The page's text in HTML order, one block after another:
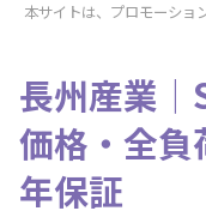
本サイトは、プロモーショ
長州産業
価格・全負
年保証